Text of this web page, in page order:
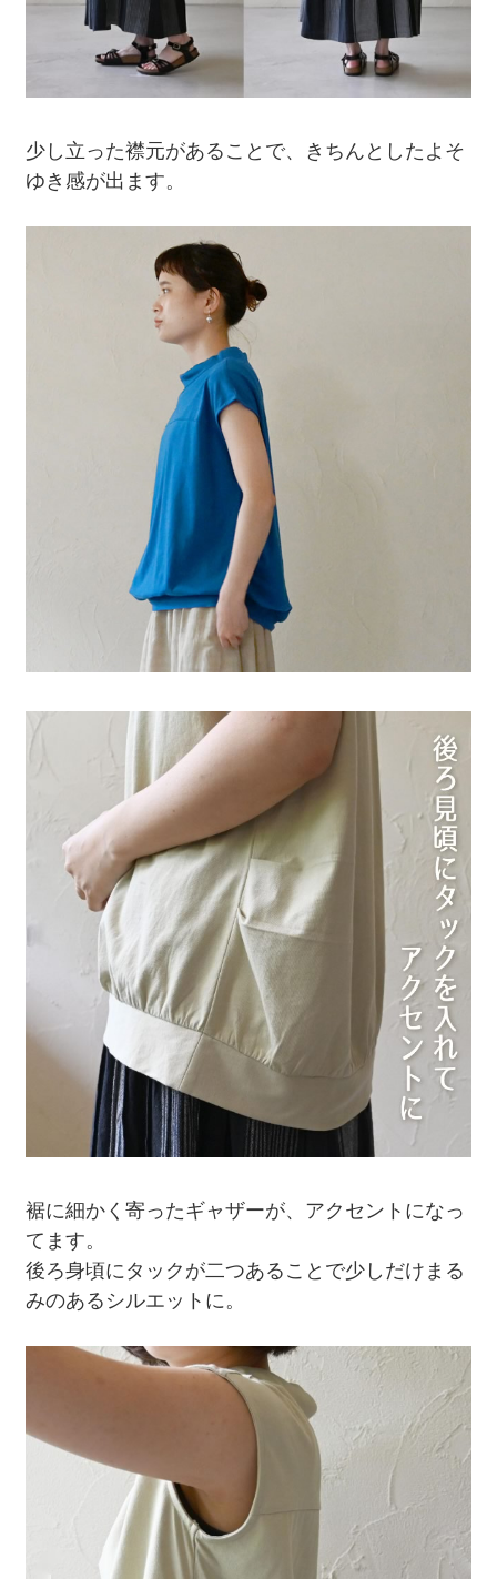
少し立った襟元があることで、きちんとしたよそ
ゆき感が出ます。
裾に細かく寄ったギャザーが、アクセントになっ
てます。
後ろ身頃にタックが二つあることで少しだけまる
みのあるシルエットに。